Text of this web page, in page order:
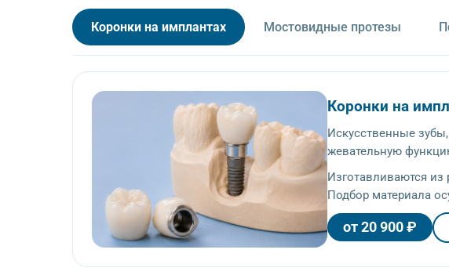
Коронки на имплантах Мостовидные протезы
Коронки на
Искусственные
жевательную
Изготавливаются
Подбор материала
от 20 900 ₽